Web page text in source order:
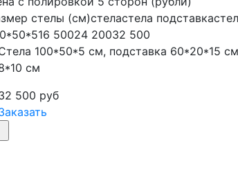
стелы (см)стеластела подставка
16 50024 20032 500
100*50*5 см, подставка 60*20*15
см
500 руб